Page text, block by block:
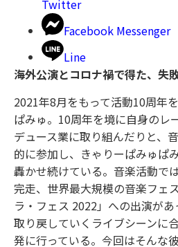
Twitter
Facebook Messenger
Line
海外公演とコロナ禍で得た、失
2021年8月をもって活動10周年
ぱみゅ。10周年を境に自身のレ
デュース業に取り組んだりと、
的に参加し、きゃりーぱみゅぱ
轟かせ続けている。音楽活動で
完走、世界最大規模の音楽フェ
ラ・フェス 2022」への出演が
取り戻していくライブシーンに
発に行っている。今回はそんな